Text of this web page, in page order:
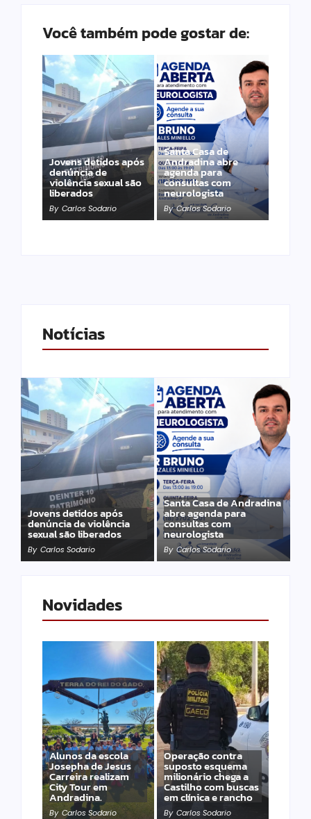
Você também pode gostar de:
Jovens detidos após
denúncia de
violência sexual são
liberados
By Carlos Sodario
Santa Casa de
Andradina abre
agenda para
consultas com
neurologista
By Carlos Sodario
Notícias
Jovens detidos após
denúncia de violência
sexual são liberados
By Carlos Sodario
Santa Casa de Andradina
abre agenda para
consultas com
neurologista
By Carlos Sodario
Novidades
Alunos da escola
Josepha de Jesus
Carreira realizam
City Tour em
Andradina.
By Carlos Sodario
Operação contra
suposto esquema
milionário chega a
Castilho com buscas
em clínica e rancho
By Carlos Sodario